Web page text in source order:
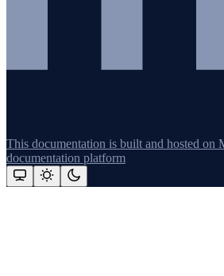
This documentation is built and hosted on
documentation platform